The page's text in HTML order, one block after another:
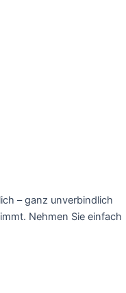
– ganz unverbindlich
Nehmen Sie einfach